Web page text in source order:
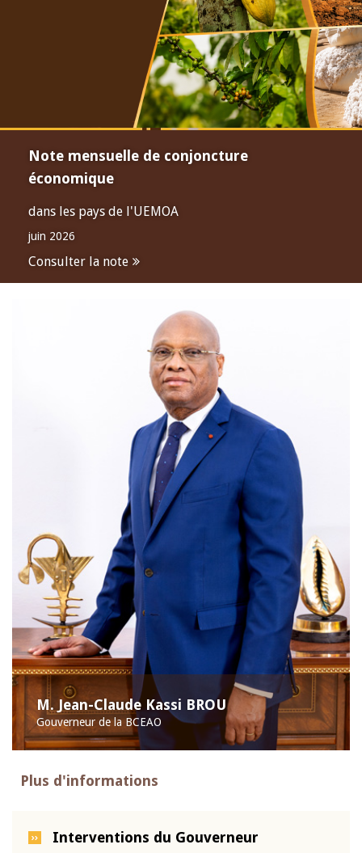
Note mensuelle de conjoncture
économique
dans les pays de l'UEMOA
juin 2026
Consulter la note
M. Jean-Claude Kassi BROU
Gouverneur de la BCEAO
Plus d'informations
Interventions du Gouverneur